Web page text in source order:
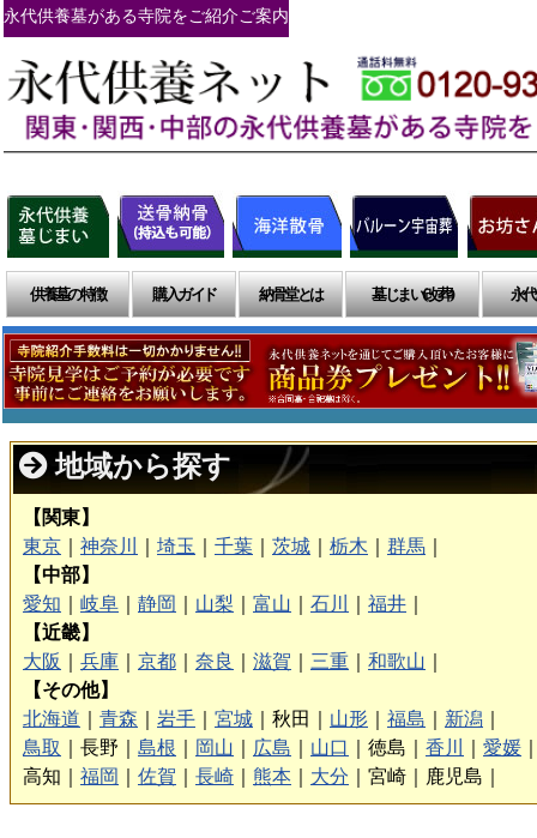
永代供養墓がある寺院をご紹介ご案内
供養墓の特徴 購入ガイド 納骨堂とは 墓じまい(改葬) 永
地域から探す
【関東】
東京
神奈川 埼玉 千葉 茨城 栃木 群馬
【中部】
愛知
岐阜 静岡 山梨 富山 石川 福井
【近畿】
大阪
兵庫 京都 奈良 滋賀 三重 和歌山
【その他】
北海道
青森 岩手 宮城 秋田｜ 山形 福島 新潟
鳥取
長野｜ 島根 岡山 広島 山口 徳島｜ 香川 愛媛
高知｜ 福岡 佐賀 長崎 熊本 大分 宮崎｜ 鹿児島｜